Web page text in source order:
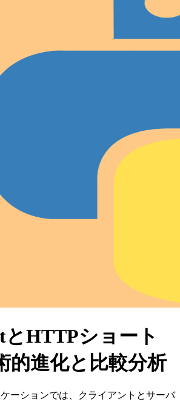
とHTTPショート
的進化と比較分析
ーションでは、クライアントとサーバ